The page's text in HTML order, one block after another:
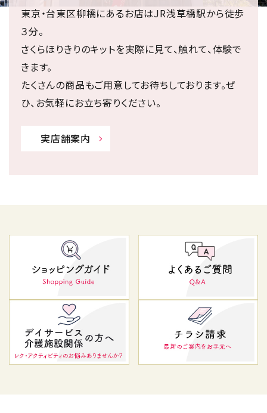
東京・台東区柳橋にあるお店はJR浅草橋駅から徒歩
３分。
さくらほりきりのキットを実際に見て、触れて、体験で
きます。
たくさんの商品もご用意してお待ちしております。ぜ
ひ、お気軽にお立ち寄りください。
実店舗案内